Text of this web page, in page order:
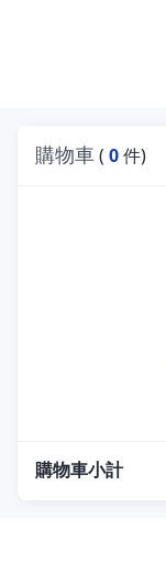
購物車( 0件)
購物車小計